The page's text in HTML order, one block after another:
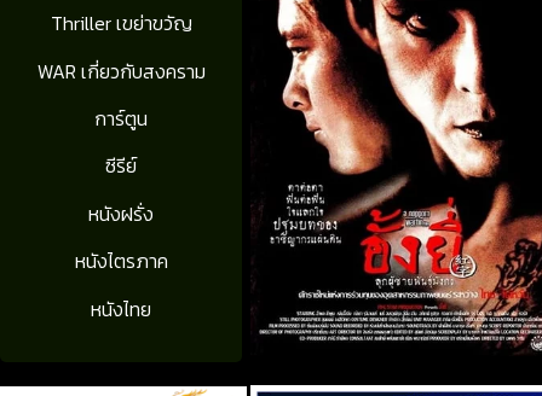
Thriller เขย่าขวัญ
WAR เกี่ยวกับสงคราม
การ์ตูน
ซีรีย์
หนังฝรั่ง
หนังไตรภาค
หนังไทย